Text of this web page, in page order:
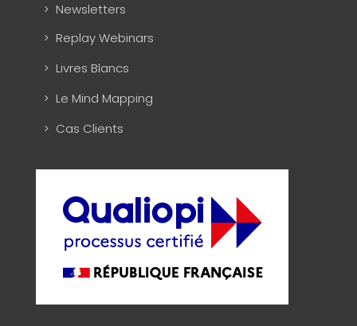
Newsletters
Replay Webinars
Livres Blancs
Le Mind Mapping
Cas Clients